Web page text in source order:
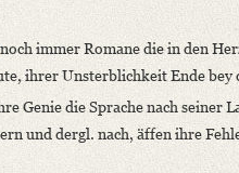
noch immer Romane die in den
ihrer Unsterblichkeit Ende bey
Genie die Sprache nach seiner
und dergl. nach, äffen ihre